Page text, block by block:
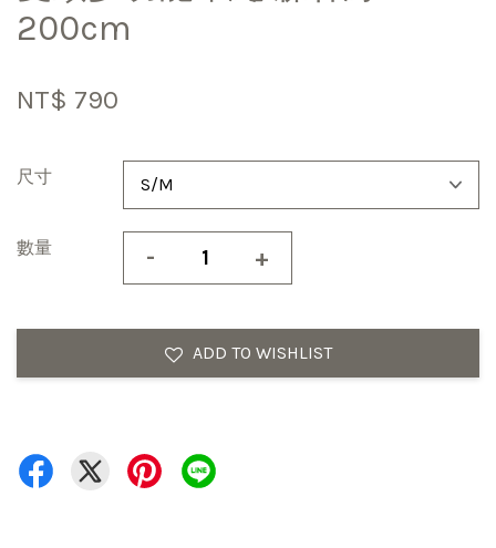
200cm
NT$ 790
尺寸
數量 - +
ADD TO WISHLIST